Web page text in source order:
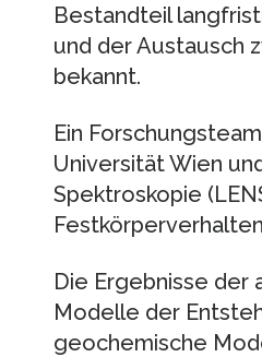
Bestandteil
und der Austausch
bekannt.
Ein
Universität Wien
Spektroskopie
Die Ergebnisse der
Modelle der
geochemische